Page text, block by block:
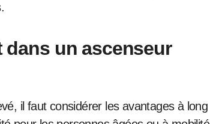
dans un ascenseur
il faut considérer les avantages à long